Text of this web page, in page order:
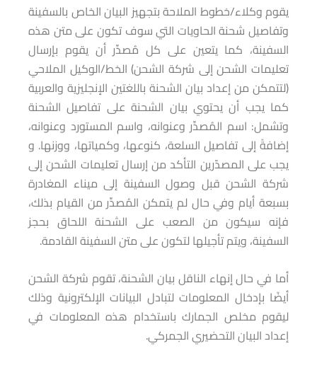
يقوم وكلاء/خطوط الملاحة بتجهيز البيان الخاص بالسفينة
وتفاصيل شحنة الحاويات التي سوف تكون على متن هذه
السفينة، كما يتعين على كل مُصدِّر أن يقوم بإرسال
تعليمات الشحن إلى شركة الشحن) الخط/الوكيل الملاحي
(لتتمكن من إعداد بيان الشحنة باللغتين الإنجليزية والعربية
كما يجب أن يحتوي بيان الشحنة على تفاصيل الشحنة
وتشمل: اسم المُصدِّر وعنوانه، واسم المستورد وعنوانه،
إضافةً إلى تفاصيل السلعة، كنوعها، وكمياتها، ووزنها. و
يجب على المصدّرين التأكد من إرسال تعليمات الشحن إلى
شركة الشحن قبل وصول السفينة إلى ميناء المغادرة
بسبعة أيام وفي حال لم يتمكن المُصدِّر من القيام بذلك،
فإنه سيكون من الصعب على الشحنة اللحاق بحجز
السفينة، ويتم تأجيلها لتكون على متن السفينة القادمة.
أما في حال إنهاء الناقل بيان الشحنة، تقوم شركة الشحن
أيضًا بإدخال المعلومات لتبادل البيانات الإلكترونية وذلك
ليقوم مخلص الجمارك باستخدام هذه المعلومات في
إعداد البيان التحضيري الجمركي.